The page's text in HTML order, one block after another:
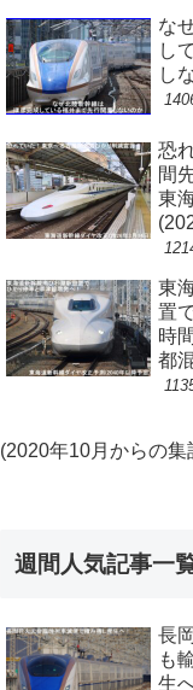
な
し
し
恐
間
東
東
置
時
都
幹
(2020年10月からの集
週間人気記事一
長
も
生